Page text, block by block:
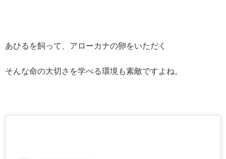
あひるを飼って、アローカナの卵をいただく
そんな命の大切さを学べる環境も素敵ですよね。